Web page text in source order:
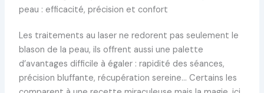
peau : efficacité, précision et confort
Les traitements au laser ne redorent pas seulement le
blason de la peau, ils offrent aussi une palette
d’avantages difficile à égaler : rapidité des séances,
précision bluffante, récupération sereine… Certains les